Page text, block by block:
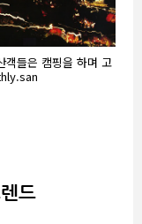
객들은 캠핑을 하며 고
드